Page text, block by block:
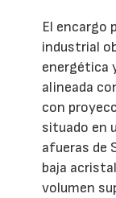
El encargo
industrial
energética
alineada
con
situado en
afueras de
baja
volumen